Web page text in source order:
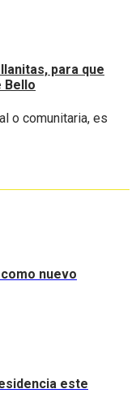
para que
Bello
o comunitaria, es
nuevo
este